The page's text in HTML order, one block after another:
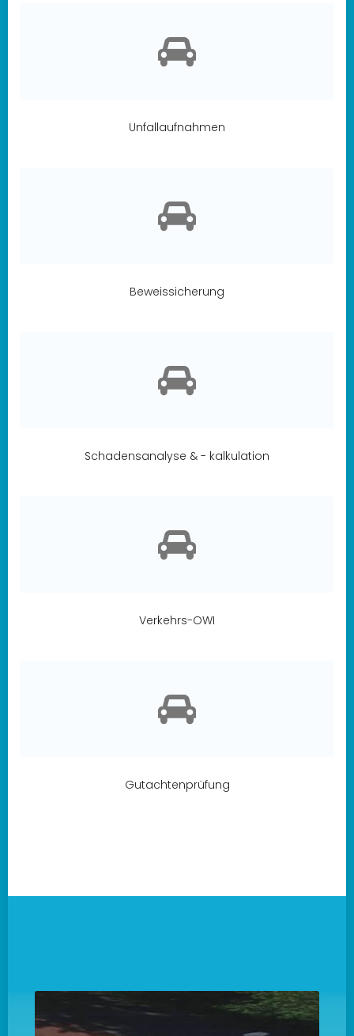
Unfallaufnahmen
Beweissicherung
Schadensanalyse & - kalkulation
Verkehrs-OWI
Gutachtenprüfung